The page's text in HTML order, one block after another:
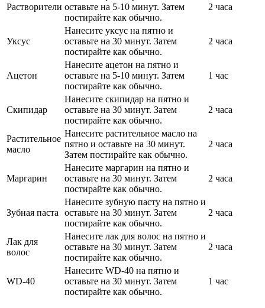
Растворители оставьте на 5-10 минут. Затем
постирайте как обычно.
2 часа
Уксус
Нанесите уксус на пятно и
оставьте на 30 минут. Затем
постирайте как обычно.
2 часа
Ацетон
Нанесите ацетон на пятно и
оставьте на 5-10 минут. Затем
постирайте как обычно.
1 час
Скипидар
Нанесите скипидар на пятно и
оставьте на 30 минут. Затем
постирайте как обычно.
2 часа
Растительное
масло
Нанесите растительное масло на
пятно и оставьте на 30 минут.
Затем постирайте как обычно.
2 часа
Маргарин
Нанесите маргарин на пятно и
оставьте на 30 минут. Затем
постирайте как обычно.
2 часа
Зубная паста
Нанесите зубную пасту на пятно и
оставьте на 30 минут. Затем
постирайте как обычно.
2 часа
Лак для
волос
Нанесите лак для волос на пятно и
оставьте на 30 минут. Затем
постирайте как обычно.
2 часа
WD-40
Нанесите WD-40 на пятно и
оставьте на 30 минут. Затем
постирайте как обычно.
1 час